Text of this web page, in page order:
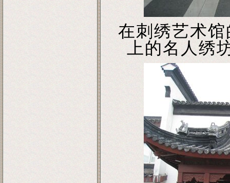
在刺绣艺术
上的名人绣